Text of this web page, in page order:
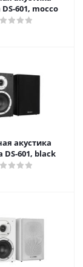
601, mocco
акустика
DS-601, black